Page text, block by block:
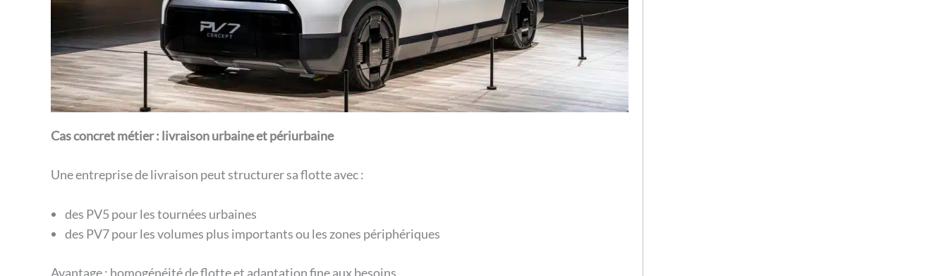
Cas concret métier : livraison urbaine et périurbaine
Une entreprise de livraison peut structurer sa flotte avec :
des PV5 pour les tournées urbaines
des PV7 pour les volumes plus importants ou les zones périphériques
Avantage : homogénéité de flotte et adaptation fine aux besoins.